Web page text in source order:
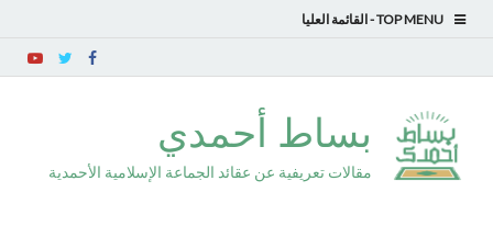
TOP MENU
بساط أحمدي
مقالات تعريفية عن عقائد الجماعة الإسلامية الأحمدية